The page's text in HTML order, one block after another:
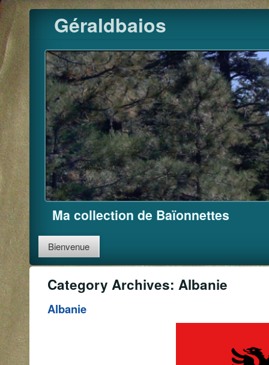
Pour
Skip
to
content
Géraldbaios
Ma collection de Baïonnettes
Bienvenue
Category Archives: Albanie
Albanie